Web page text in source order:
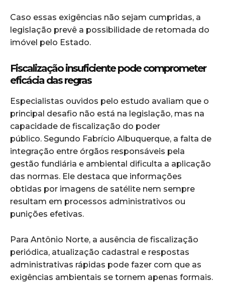
Caso essas exigências não sejam cumpridas, a
legislação prevê a possibilidade de retomada do
imóvel pelo Estado.
Fiscalização insuficiente pode comprometer
eficácia das regras
Especialistas ouvidos pelo estudo avaliam que o
principal desafio não está na legislação, mas na
capacidade de fiscalização do poder
público. Segundo Fabrício Albuquerque, a falta de
integração entre órgãos responsáveis pela
gestão fundiária e ambiental dificulta a aplicação
das normas. Ele destaca que informações
obtidas por imagens de satélite nem sempre
resultam em processos administrativos ou
punições efetivas.
Para Antônio Norte, a ausência de fiscalização
periódica, atualização cadastral e respostas
administrativas rápidas pode fazer com que as
exigências ambientais se tornem apenas formais.